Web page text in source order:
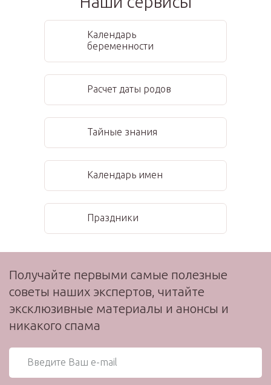
Календарь
беременности
Расчет даты родов
Тайные знания
Календарь имен
Праздники
Получайте первыми самые полезные
советы наших экспертов, читайте
эксклюзивные материалы и анонсы и
никакого спама